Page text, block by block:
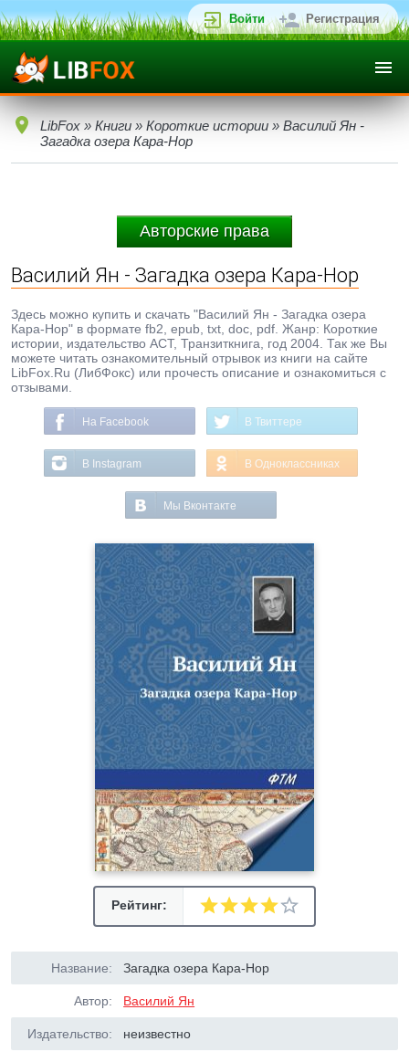
Войти Регистрация
LibFox » Книги » Короткие истории » Василий Ян -
Загадка озера Кара-Нор
Авторские права
Василий Ян - Загадка озера Кара-Нор
Здесь можно купить и скачать "Василий Ян - Загадка озера
Кара-Нор" в формате fb2, epub, txt, doc, pdf. Жанр: Короткие
истории, издательство АСТ, Транзиткнига, год 2004. Так же Вы
можете читать ознакомительный отрывок из книги на сайте
LibFox.Ru (ЛибФокс) или прочесть описание и ознакомиться с
отзывами.
На Facebook В Твиттере
В Instagram В Одноклассниках
Мы Вконтакте
Рейтинг:
Название: Загадка озера Кара-Нор
Автор: Василий Ян
Издательство: неизвестно